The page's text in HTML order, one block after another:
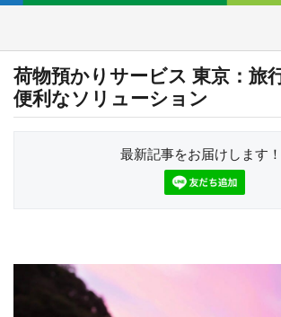
荷物預かりサービス 東京：旅
便利なソリューション
最新記事をお届けします！